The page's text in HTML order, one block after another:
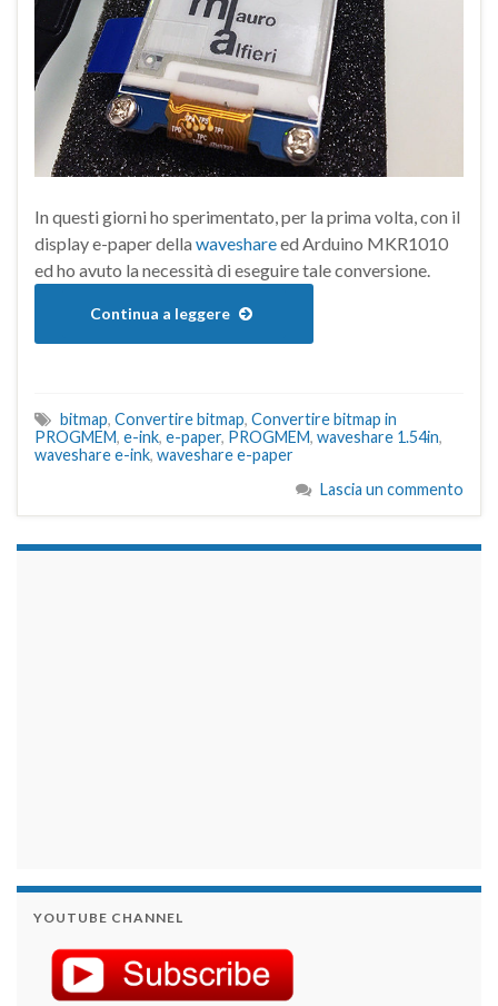
In questi giorni ho sperimentato, per la prima volta, con il
display e-paper della waveshareed Arduino MKR1010
ed ho avuto la necessità di eseguire tale conversione.
Continua a leggere
bitmap, Convertire bitmap, Convertire bitmap in
PROGMEM, e-ink, e-paper, PROGMEM, waveshare 1.54in,
waveshare e-ink, waveshare e-paper
Lascia un commento
YOUTUBE CHANNEL